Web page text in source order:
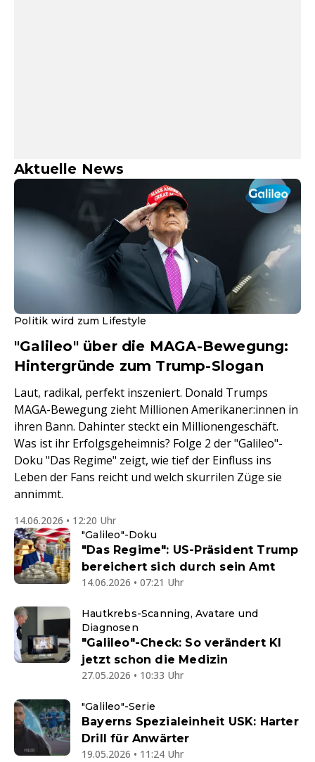
Aktuelle News
Politik wird zum Lifestyle
"Galileo" über die MAGA-Bewegung:
Hintergründe zum Trump-Slogan
Laut, radikal, perfekt inszeniert. Donald Trumps
MAGA-Bewegung zieht Millionen Amerikaner:innen in
ihren Bann. Dahinter steckt ein Millionengeschäft.
Was ist ihr Erfolgsgeheimnis? Folge 2 der "Galileo"-
Doku "Das Regime" zeigt, wie tief der Einfluss ins
Leben der Fans reicht und welch skurrilen Züge sie
annimmt.
14.06.2026 • 12:20 Uhr
"Galileo"-Doku
"Das Regime": US-Präsident Trump
bereichert sich durch sein Amt
14.06.2026 • 07:21 Uhr
Hautkrebs-Scanning, Avatare und
Diagnosen
"Galileo"-Check: So verändert KI
jetzt schon die Medizin
27.05.2026 • 10:33 Uhr
"Galileo"-Serie
Bayerns Spezialeinheit USK: Harter
Drill für Anwärter
19.05.2026 • 11:24 Uhr